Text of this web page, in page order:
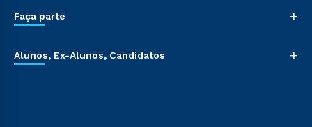
Faça parte +
Alunos, Ex-Alunos, Candidatos +